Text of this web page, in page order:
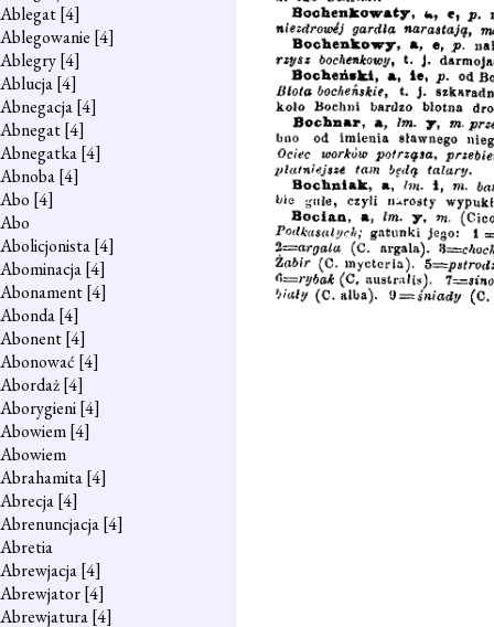
Ablegat[4]
Ablegowanie [4]
Ablegry[4]
Ablucja[4]
Abnegacja[4]
Abnegat[4]
Abnegatka[4]
Abnoba[4]
Abo [4]
Abo
Abolicjonista[4]
Abominacja[4]
Abonament[4]
Abonda[4]
Abonent[4]
Abonować [4]
Abordaż[4]
Aborygieni[4]
Abowiem[4]
Abowiem
Abrahamita[4]
Abrecja[4]
Abrenuncjacja[4]
Abretia
Abrewjacja[4]
Abrewjator[4]
Abrewjatura[4]